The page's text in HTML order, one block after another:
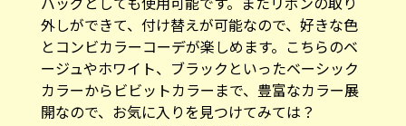
とコンビカラーコーデが楽しめます。こちらのベ
ージュやホワイト、ブラックといったベーシック
カラーからビビットカラーまで、豊富なカラー展
開なので、お気に入りを見つけてみては？
購入はこちらから
T-PETITE MISS / LEMONADE